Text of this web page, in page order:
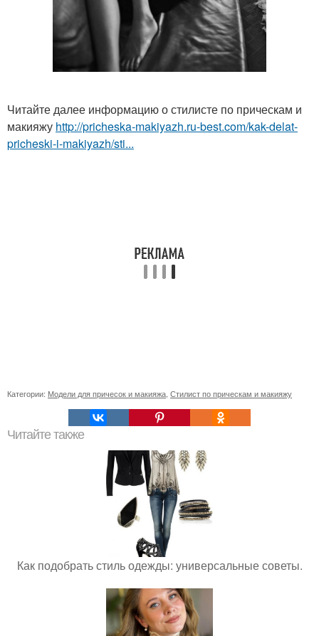
Читайте далее информацию о стилисте по прическам и
макияжу http://pricheska-makiyazh.ru-best.com/kak-delat-
pricheski-i-makiyazh/sti...
Категории: Модели для причесок и макияжа Стилист по прическам и макияжу
Читайте также
Как подобрать стиль одежды: универсальные советы.